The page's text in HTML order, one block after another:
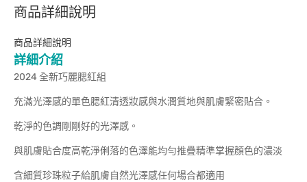
商品詳細說明
商品詳細說明
詳細介紹
2024 全新巧麗腮紅組
充滿光澤感的單色腮紅清透妝感與水潤質地與肌膚緊密貼合。
乾淨的色調剛剛好的光澤感。
與肌膚貼合度高乾淨俐落的色澤能均勻推疊精準掌握顏色的濃淡
含細質珍珠粒子給肌膚自然光澤感任何場合都適用